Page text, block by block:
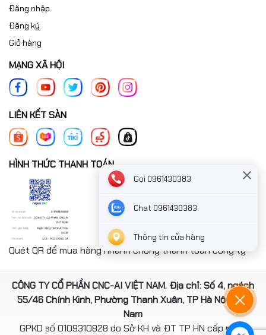
Đăng nhập
Đăng ký
Giỏ hàng
MẠNG XÃ HỘI
LIÊN KẾT SÀN
HÌNH THỨC THANH TOÁN
Quét QR để mua hàng nhanh chóng thanh toán công ty
CÔNG TY CỔ PHẦN CNC-AI VIỆT NAM. Địa chỉ: Số 4, ngách
55/46 Chính Kinh, Phường Thanh Xuân, TP Hà Nội, Việt
Nam
GPKD số 0109310828 do Sở KH và ĐT TP HN cấp ngày
Gọi 0961430383
Chat 0961430383
Thông tin cửa hàng